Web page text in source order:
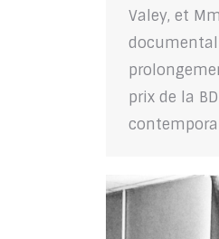
Valey, et
prix de la